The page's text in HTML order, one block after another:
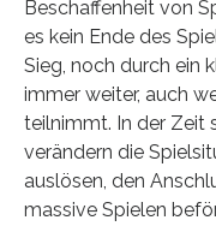
Beschaffenheit von
es kein Ende des
Sieg, noch durch ein
immer weiter, auch
teilnimmt. In der Zeit
verändern die
auslösen, den
massive Spielen